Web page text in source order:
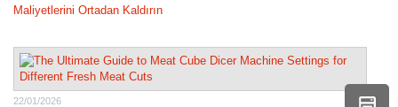
Maliyetlerini Ortadan Kaldırın
22/01/2026